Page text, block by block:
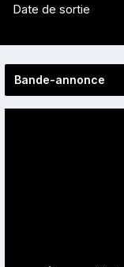
Date de sortie
Bande-annonce